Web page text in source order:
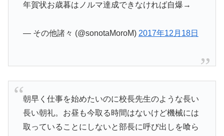
年賀状お歳暮はノルマ達成できなければ自爆→
— その他諸々 (@sonotaMoroM) 2017年12月18日
朝早く仕事を始めたいのに校長先生のような長い
長い朝礼。お昼も今取る時間はないけど機械には
取っていることにしないと部長に呼び出しを喰ら